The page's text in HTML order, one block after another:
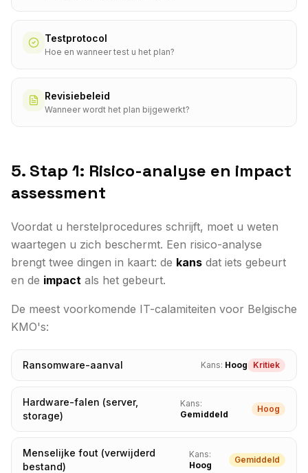
Testprotocol
Hoe en wanneer test u het plan?
Revisiebeleid
Wanneer wordt het plan bijgewerkt?
5. Stap 1: Risico-analyse en impact
assessment
Voordat u herstelprocedures schrijft, moet u weten
waartegen u zich beschermt. Een risico-analyse
brengt twee dingen in kaart: de kans dat iets gebeurt
en de impact als het gebeurt.
De meest voorkomende IT-calamiteiten voor Belgische
KMO's:
Ransomware-aanval Kans: Hoog Kritiek
Hardware-falen (server,
storage)
Kans:
Gemiddeld
Hoog
Menselijke fout (verwijderd
bestand)
Kans:
Hoog
Gemiddeld